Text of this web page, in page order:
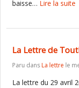
baisse… Lire la suite
La Lettre de
Paru dansLa lettre le
La lettre du 29 avril